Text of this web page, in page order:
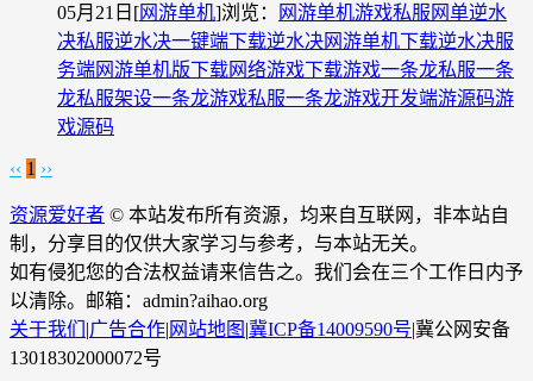
05月21日 [网游单机]浏览： 网游单机游戏私服 网单逆水
决私服逆水决一键端下载逆水决网游单机下载逆水决服
务端网游单机版下载网络游戏下载游戏一条龙私服一条
龙私服架设一条龙游戏私服一条龙游戏开发端游源码游
戏源码
‹‹ 1 ››
资源爱好者 © 本站发布所有资源，均来自互联网，非本站自
制，分享目的仅供大家学习与参考，与本站无关。
如有侵犯您的合法权益请来信告之。我们会在三个工作日内予
以清除。邮箱：admin?aihao.org
关于我们 |广告合作| 网站地图 |冀ICP备14009590号|冀公网安备
13018302000072号